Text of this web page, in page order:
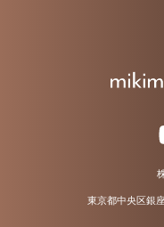
東京都中央区銀